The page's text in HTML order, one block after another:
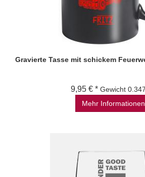
Gravierte Tasse mit schickem
9,95 € * Gewicht
Mehr Informationen